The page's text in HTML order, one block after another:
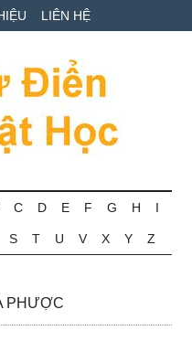
LIÊN HỆ
C D E F G H I
S T U V X Y Z
PHƯỢC